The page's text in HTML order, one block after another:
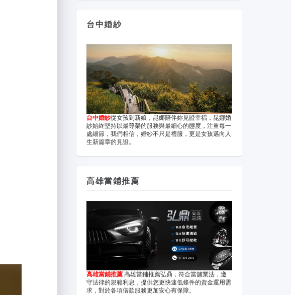
台中婚紗
台中婚紗從女孩到新娘，昆娜陪伴妳見證幸福，昆娜婚
紗始終堅持以最尊榮的服務與最細心的態度，注重每一
處細節，我們相信，婚紗不只是禮服，更是女孩邁向人
生新篇章的見證。
高雄當鋪推薦
高雄當鋪推薦高雄當鋪推薦弘鼎，符合當舖業法，遵
守法律的規範利息，提供您更快速低條件的資金運用需
求，對於各項借款服務更加安心有保障。